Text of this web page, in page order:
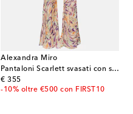
Alexandra Miro
Pantaloni Scarlett svasati con stampa
€ 355
original price
-10% oltre €500 con FIRST10